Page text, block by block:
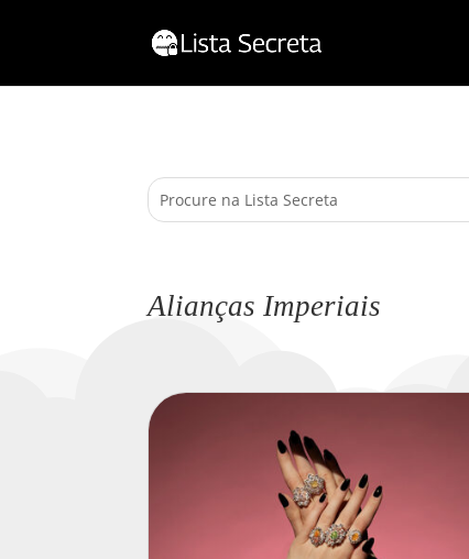
Alianças Imperiais